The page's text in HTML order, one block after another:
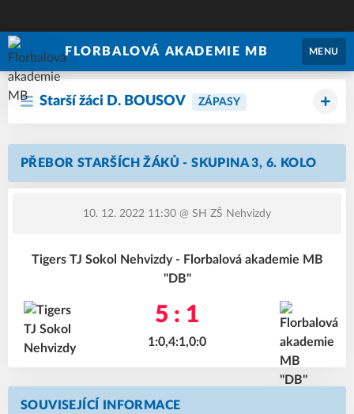
FLORBALOVÁ AKADEMIE MB MENU
Starší žáci D. BOUSOV ZÁPASY
PŘEBOR STARŠÍCH ŽÁKŮ - SKUPINA 3, 6. KOLO
10. 12. 2022 11:30 @ SH ZŠ Nehvizdy
Tigers TJ Sokol Nehvizdy - Florbalová akademie MB
"DB"
5 : 1
1:0,4:1,0:0
SOUVISEJÍCÍ INFORMACE